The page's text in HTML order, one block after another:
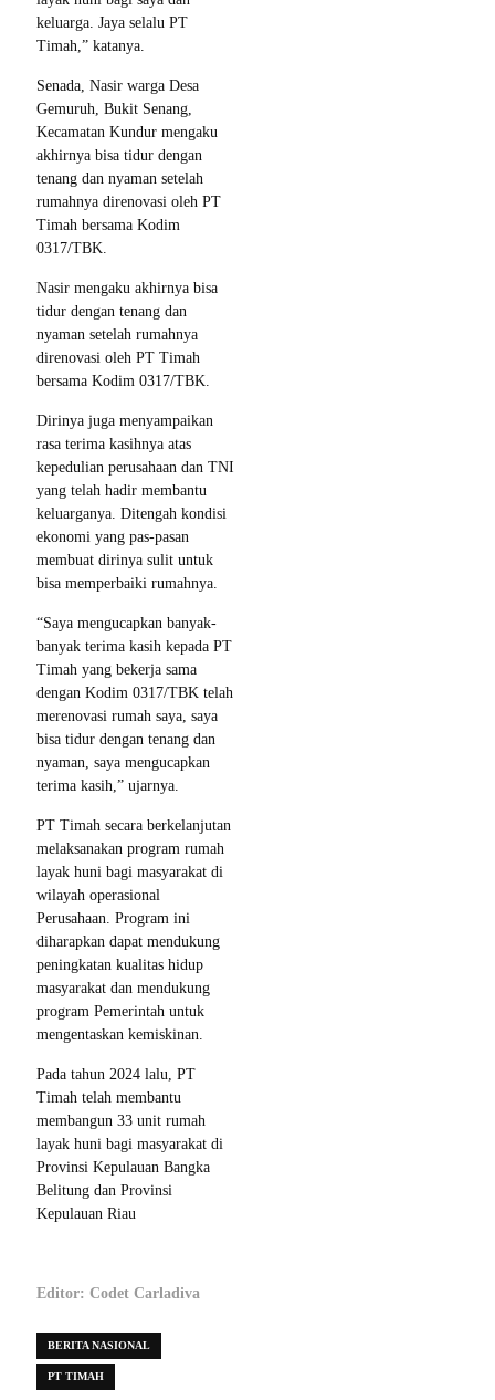
keluarga. Jaya selalu PT
Timah,” katanya.
Senada, Nasir warga Desa
Gemuruh, Bukit Senang,
Kecamatan Kundur mengaku
akhirnya bisa tidur dengan
tenang dan nyaman setelah
rumahnya direnovasi oleh PT
Timah bersama Kodim
0317/TBK.
Nasir mengaku akhirnya bisa
tidur dengan tenang dan
nyaman setelah rumahnya
direnovasi oleh PT Timah
bersama Kodim 0317/TBK.
Dirinya juga menyampaikan
rasa terima kasihnya atas
kepedulian perusahaan dan TNI
yang telah hadir membantu
keluarganya. Ditengah kondisi
ekonomi yang pas-pasan
membuat dirinya sulit untuk
bisa memperbaiki rumahnya.
“Saya mengucapkan banyak-
banyak terima kasih kepada PT
Timah yang bekerja sama
dengan Kodim 0317/TBK telah
merenovasi rumah saya, saya
bisa tidur dengan tenang dan
nyaman, saya mengucapkan
terima kasih,” ujarnya.
PT Timah secara berkelanjutan
melaksanakan program rumah
layak huni bagi masyarakat di
wilayah operasional
Perusahaan. Program ini
diharapkan dapat mendukung
peningkatan kualitas hidup
masyarakat dan mendukung
program Pemerintah untuk
mengentaskan kemiskinan.
Pada tahun 2024 lalu, PT
Timah telah membantu
membangun 33 unit rumah
layak huni bagi masyarakat di
Provinsi Kepulauan Bangka
Belitung dan Provinsi
Kepulauan Riau
Editor: Codet Carladiva
BERITA NASIONAL
PT TIMAH